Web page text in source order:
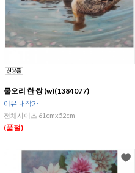
물오리 한 쌍 (w)(1384077)
이유나 작가
전체사이즈 61cmx52cm
(품절)